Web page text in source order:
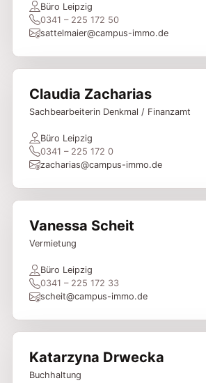
Büro Leipzig
0341 – 225 172 50
sattelmaier@campus-immo.de
Claudia Zacharias
Sachbearbeiterin Denkmal / Finanzamt
Büro Leipzig
0341 – 225 172 0
zacharias@campus-immo.de
Vanessa Scheit
Vermietung
Büro Leipzig
0341 – 225 172 33
scheit@campus-immo.de
Katarzyna Drwecka
Buchhaltung